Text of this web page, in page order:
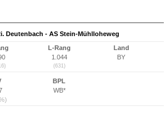
Deutenbach - AS Stein-Mühlloheweg
L-Rang
1.044
(631)
Land
BY
BPL
WB*